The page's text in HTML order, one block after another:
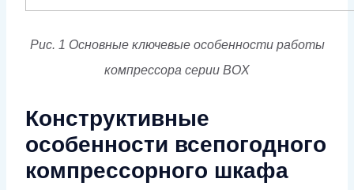
Рис. 1 Основные ключевые особенности работы
компрессора серии BOX
Конструктивные
особенности всепогодного
компрессорного шкафа